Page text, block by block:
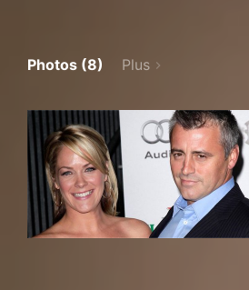
Photos (8) Plus